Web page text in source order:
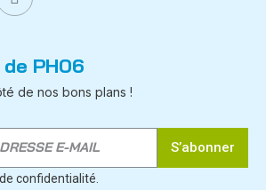
PH06
de nos bons plans !
S’abonner
confidentialité.